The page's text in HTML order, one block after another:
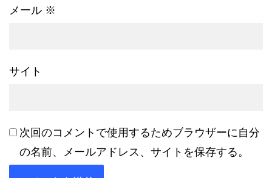
メール ※
サイト
次回のコメントで使用するためブラウザーに自分
の名前、メールアドレス、サイトを保存する。